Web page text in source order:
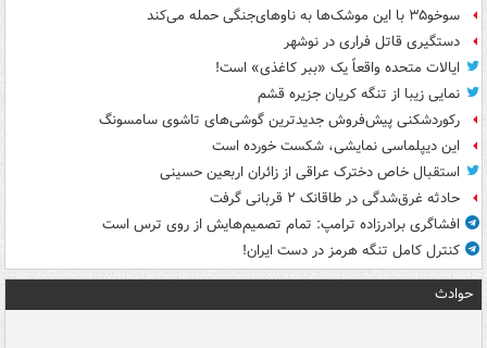
سوخو۳۵ با این موشک‌ها به ناوهای‌جنگی حمله می‌کند
دستگیری قاتل فراری در نوشهر
ایالات متحده واقعاً یک «ببر کاغذی» است!
نمایی زیبا از تنگه کریان جزیره قشم
رکوردشکنی پیش‌فروش جدیدترین گوشی‌های تاشوی سامسونگ
این دیپلماسی نمایشی، شکست خورده است
استقبال خاص دخترک عراقی از زائران اربعین حسینی
حادثه غرق‌شدگی در طاقانک ۲ قربانی گرفت
افشاگری برادرزاده ترامپ: تمام تصمیم‌هایش از روی ترس است
کنترل کامل تنگه هرمز در دست ایران!
حوادث